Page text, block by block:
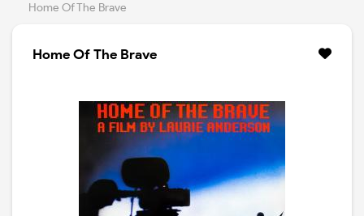
Home Of The Brave
Home Of The Brave